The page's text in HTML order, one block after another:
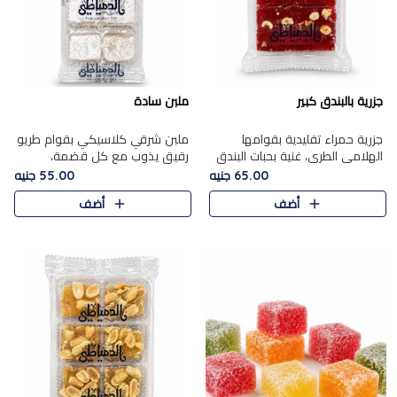
جزرية بالبندق كبير
جزرية حمراء تقليدية بقوامها
الهلامي الطري، غنية بحبات البندق
الفاخرة التي تضيف قرمشة راقية
إلى قوامها الناعم، لتقدم مزيجًا
متوازنًا من النكه..
65.00 جنيه
أضف
ملبن سادة
ملبن شرقي كلاسيكي بقوام طريو
رقيق يذوب مع كل قضمة،
مغطى بطبقة ناعمة من السكر
البودرة ليقدم المذاق الأصيل الذي
ارتبط بحلويات المولد التقليدي..
55.00 جنيه
أضف